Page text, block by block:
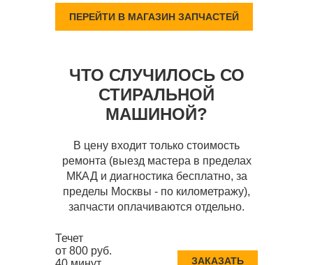
ПЕРЕЙТИ В МАГАЗИН ЗАПЧАСТЕЙ
ЧТО СЛУЧИЛОСЬ СО
СТИРАЛЬНОЙ
МАШИНОЙ?
В цену входит только стоимость
ремонта (выезд мастера в пределах
МКАД и диагностика бесплатно, за
пределы Москвы - по километражу),
запчасти оплачиваются отдельно.
Течет
от 800 руб.
ЗАКАЗАТЬ